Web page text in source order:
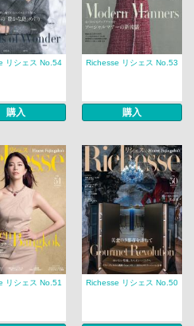
リシェス No.54
購入
Richesse リシェス No.53
購入
リシェス No.51 Richesse リシェス No.50